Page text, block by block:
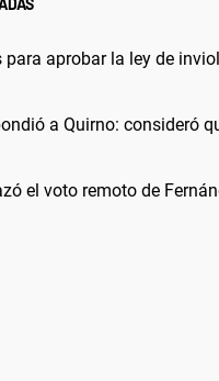
para aprobar la ley de
a Quirno: consideró
el voto remoto de